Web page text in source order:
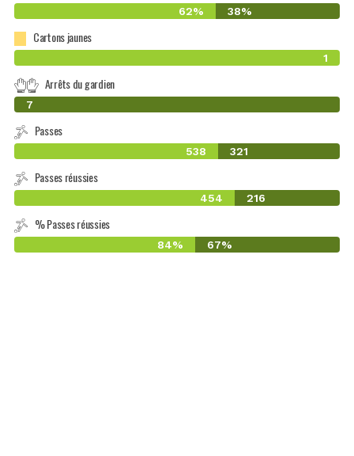
62% 38%
Cartons jaunes
1
Arrêts du gardien
0
7
Passes
538 321
Passes réussies
454 216
% Passes réussies
84% 67%